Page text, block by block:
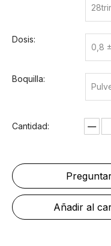
Dosis:
0,8
Boquilla:
Cantidad:
Añadir al